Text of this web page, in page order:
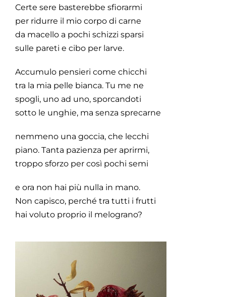
Certe sere basterebbe sfiorarmi
per ridurre il mio corpo di carne
da macello a pochi schizzi sparsi
sulle pareti e cibo per larve.
Accumulo pensieri come chicchi
tra la mia pelle bianca. Tu me ne
spogli, uno ad uno, sporcandoti
sotto le unghie, ma senza sprecarne
nemmeno una goccia, che lecchi
piano. Tanta pazienza per aprirmi,
troppo sforzo per così pochi semi
e ora non hai più nulla in mano.
Non capisco, perché tra tutti i frutti
hai voluto proprio il melograno?